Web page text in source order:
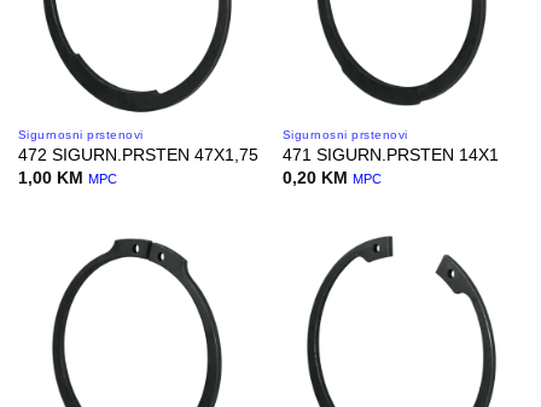
Sigurnosni prstenovi
472 SIGURN.PRSTEN 47X1,75
1,00 KM MPC
Sigurnosni prstenovi
471 SIGURN.PRSTEN 14X1
0,20 KM MPC